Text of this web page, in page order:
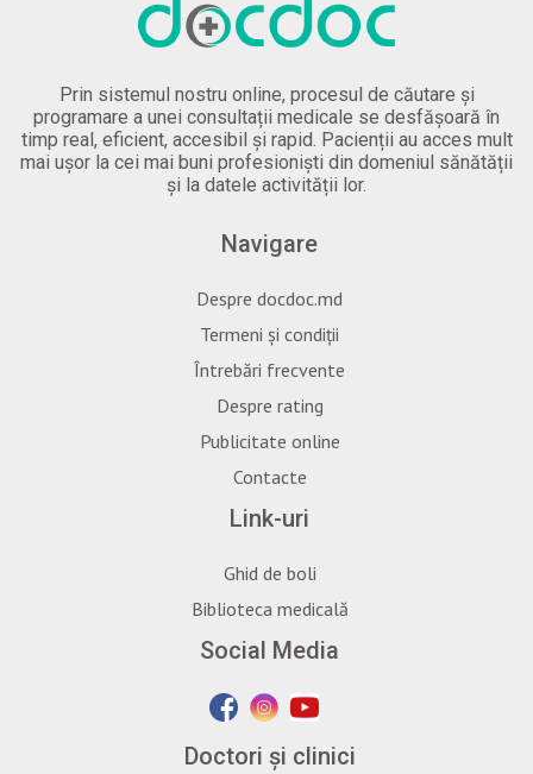
Prin sistemul nostru online, procesul de căutare și
programare a unei consultații medicale se desfășoară în
timp real, eficient, accesibil și rapid. Pacienții au acces mult
mai ușor la cei mai buni profesioniști din domeniul sănătății
și la datele activității lor.
Navigare
Despre docdoc.md
Termeni și condiții
Întrebări frecvente
Despre rating
Publicitate online
Contacte
Link-uri
Ghid de boli
Biblioteca medicală
Social Media
Doctori și clinici